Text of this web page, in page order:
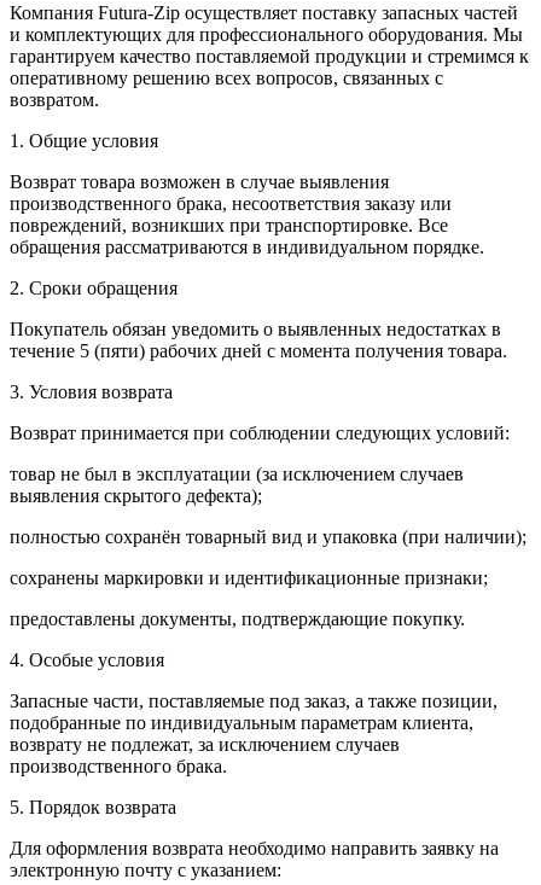
Компания Futura-Zip осуществляет поставку запасных частей
и комплектующих для профессионального оборудования. Мы
гарантируем качество поставляемой продукции и стремимся к
оперативному решению всех вопросов, связанных с
возвратом.
1. Общие условия
Возврат товара возможен в случае выявления
производственного брака, несоответствия заказу или
повреждений, возникших при транспортировке. Все
обращения рассматриваются в индивидуальном порядке.
2. Сроки обращения
Покупатель обязан уведомить о выявленных недостатках в
течение 5 (пяти) рабочих дней с момента получения товара.
3. Условия возврата
Возврат принимается при соблюдении следующих условий:
товар не был в эксплуатации (за исключением случаев
выявления скрытого дефекта);
полностью сохранён товарный вид и упаковка (при наличии);
сохранены маркировки и идентификационные признаки;
предоставлены документы, подтверждающие покупку.
4. Особые условия
Запасные части, поставляемые под заказ, а также позиции,
подобранные по индивидуальным параметрам клиента,
возврату не подлежат, за исключением случаев
производственного брака.
5. Порядок возврата
Для оформления возврата необходимо направить заявку на
электронную почту с указанием: